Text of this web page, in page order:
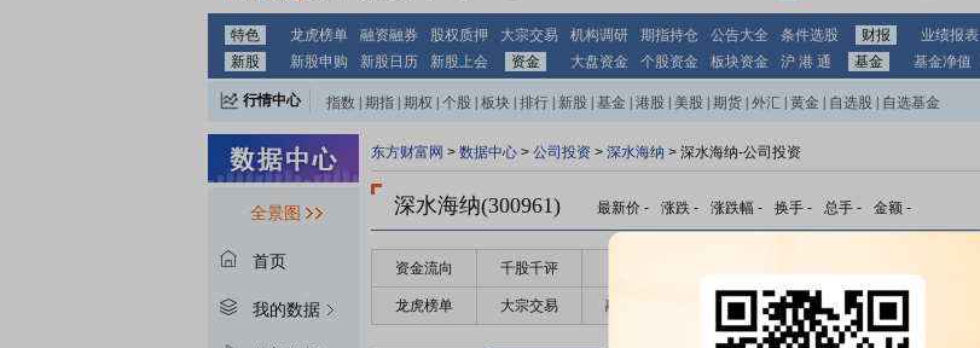
特色 龙虎榜单 融资融券 股权质押 大宗交易 机构调研 期指持仓 公告大全 条件选股 财报 业绩报表
新股
新股申购 新股日历 新股上会 资金 大盘资金 个股资金 板块资金 沪 港 通 基金 基金净值
行情中心 指数 期指 期权 个股 板块 排行 新股 基金 港股 美股 期货 外汇 黄金 自选股 自选基金
全景图
首页
我的数据
东方财富网 > 数据中心 > 公司投资 > 深水海纳 > 深水海纳-公司投资
深水海纳(300961) 最新价 - 涨跌 - 涨跌幅 - 换手 - 总手 - 金额 -
资金流向 千股千评
龙虎榜单 大宗交易 融资融券 高管持股 股东大会